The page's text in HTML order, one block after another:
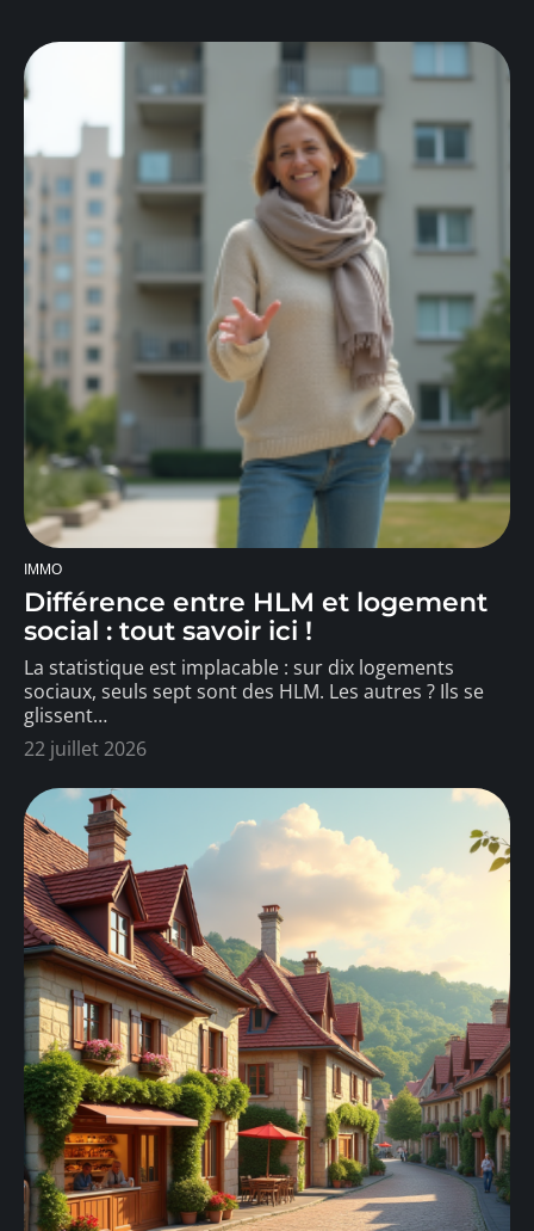
IMMO
Différence entre HLM et logement
social : tout savoir ici !
La statistique est implacable : sur dix logements
sociaux, seuls sept sont des HLM. Les autres ? Ils se
glissent…
22 juillet 2026